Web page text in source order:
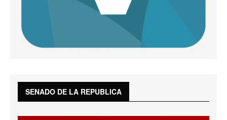
SENADO DE LA REPUBLICA